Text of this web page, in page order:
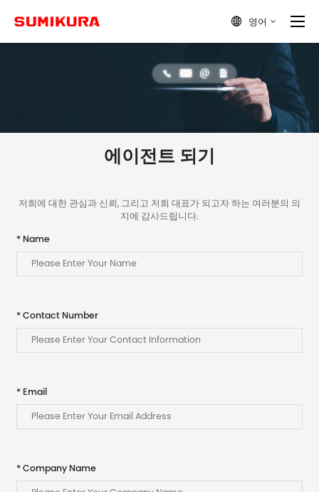
 영어
에이전트 되기
저희에 대한 관심과 신뢰, 그리고 저희 대표가 되고자 하는 여러분의 의
지에 감사드립니다.
* Name
* Contact Number
* Email
* Company Name